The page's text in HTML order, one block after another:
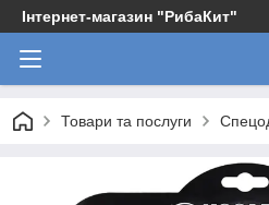
Інтернет-магазин "РибаКит"
Товари та послуги